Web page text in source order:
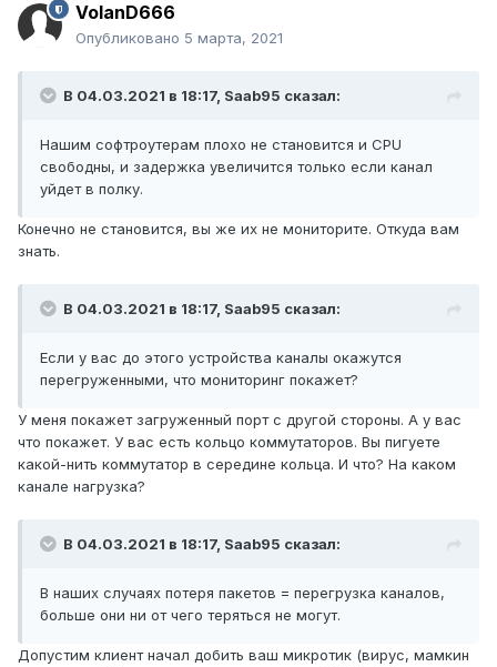
VolanD666
Опубликовано 5 марта, 2021
В 04.03.2021 в 18:17, Saab95 сказал:
Нашим софтроутерам плохо не становится и CPU
свободны, и задержка увеличится только если канал
уйдет в полку.
Конечно не становится, вы же их не мониторите. Откуда вам
знать.
В 04.03.2021 в 18:17, Saab95 сказал:
Если у вас до этого устройства каналы окажутся
перегруженными, что мониторинг покажет?
У меня покажет загруженный порт с другой стороны. А у вас
что покажет. У вас есть кольцо коммутаторов. Вы пигуете
какой-нить коммутатор в середине кольца. И что? На каком
канале нагрузка?
В 04.03.2021 в 18:17, Saab95 сказал:
В наших случаях потеря пакетов = перегрузка каналов,
больше они ни от чего теряться не могут.
Допустим клиент начал добить ваш микротик (вирус, мамкин